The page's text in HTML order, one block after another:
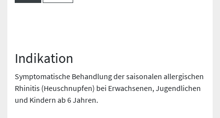
Indikation
Symptomatische Behandlung der saisonalen allergischen
Rhinitis (Heuschnupfen) bei Erwachsenen, Jugendlichen
und Kindern ab 6 Jahren.